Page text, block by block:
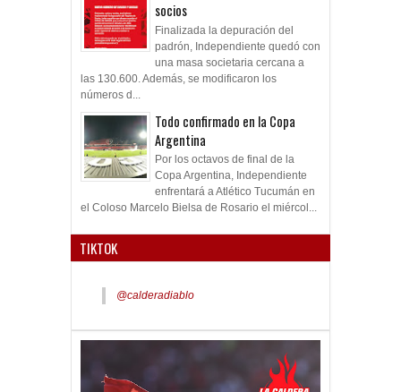
socios
Finalizada la depuración del
padrón, Independiente quedó con
una masa societaria cercana a
las 130.600. Además, se modificaron los
números d...
Todo confirmado en la Copa
Argentina
Por los octavos de final de la
Copa Argentina, Independiente
enfrentará a Atlético Tucumán en
el Coloso Marcelo Bielsa de Rosario el miércol...
TIKTOK
@calderadiablo